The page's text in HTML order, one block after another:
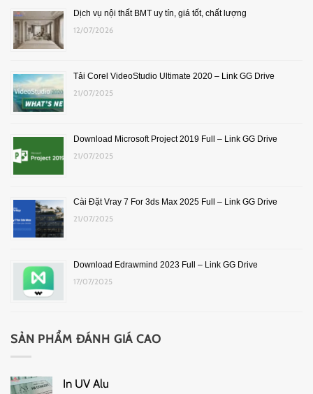
Dịch vụ nội thất BMT uy tín, giá tốt, chất lượng
12/07/2026
Tải Corel VideoStudio Ultimate 2020 – Link GG Drive
21/07/2025
Download Microsoft Project 2019 Full – Link GG Drive
21/07/2025
Cài Đặt Vray 7 For 3ds Max 2025 Full – Link GG Drive
21/07/2025
Download Edrawmind 2023 Full – Link GG Drive
17/07/2025
SẢN PHẨM ĐÁNH GIÁ CAO
In UV Alu